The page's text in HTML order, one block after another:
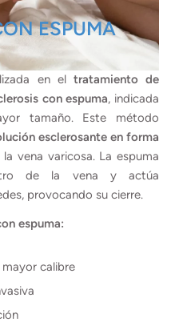
ESPUMA
en el tratamiento de
con espuma, indicada
tamaño. Este método
esclerosante en forma
vena varicosa. La espuma
de la vena y actúa
provocando su cierre.
espuma:
calibre